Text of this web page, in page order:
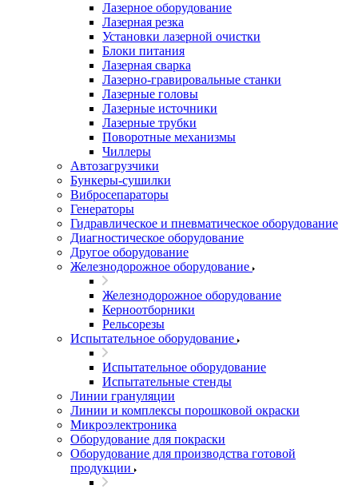
Лазерное оборудование
Лазерная резка
Установки лазерной очистки
Блоки питания
Лазерная сварка
Лазерно-гравировальные станки
Лазерные головы
Лазерные источники
Лазерные трубки
Поворотные механизмы
Чиллеры
Автозагрузчики
Бункеры-сушилки
Вибросепараторы
Генераторы
Гидравлическое и пневматическое оборудование
Диагностическое оборудование
Другое оборудование
Железнодорожное оборудование
Железнодорожное оборудование
Керноотборники
Рельсорезы
Испытательное оборудование
Испытательное оборудование
Испытательные стенды
Линии грануляции
Линии и комплексы порошковой окраски
Микроэлектроника
Оборудование для покраски
Оборудование для производства готовой
продукции